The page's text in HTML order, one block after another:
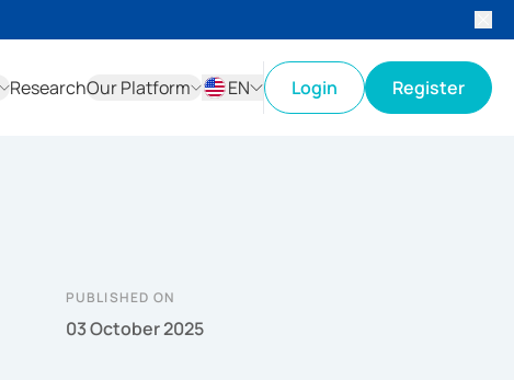
ResearchOur Platform
EN
Login Register
PUBLISHED ON
03 October 2025